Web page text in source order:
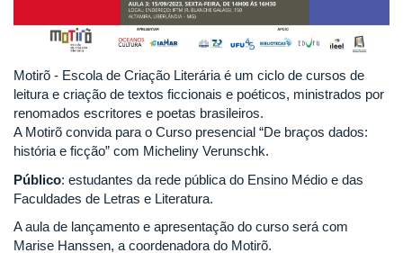
Motirõ - Escola de Criação Literária é um ciclo de cursos de
leitura e criação de textos ficcionais e poéticos, ministrados por
renomados escritores e poetas brasileiros.
A Motirõ convida para o Curso presencial “De braços dados:
história e ficção” com Micheliny Verunschk.
Público: estudantes da rede pública do Ensino Médio e das
Faculdades de Letras e Literatura.
A aula de lançamento e apresentação do curso será com
Marise Hanssen, a coordenadora do Motirõ.